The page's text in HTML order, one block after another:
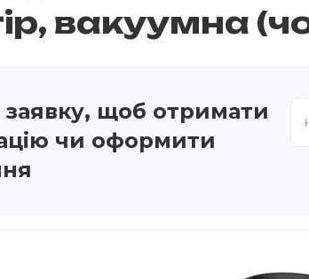
вакуумна
заявку, щоб отримати
чи оформити